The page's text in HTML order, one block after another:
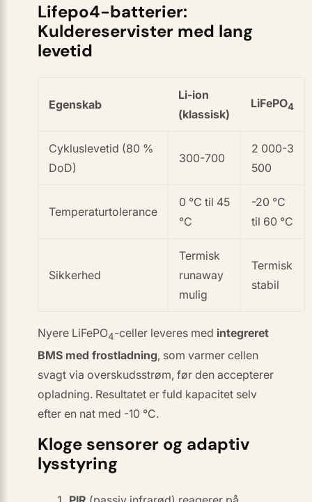
Lifepo4-batterier:
Kuldereservister med lang
levetid
Egenskab
Li-ion
(klassisk)
LiFePO4
Cykluslevetid (80 %
DoD)
300-700
2 000-3
500
Temperaturtolerance
0 °C til 45
°C
-20 °C
til 60 °C
Sikkerhed
Termisk
runaway
mulig
Termisk
stabil
Nyere LiFePO4-celler leveres med integreret
BMS med frostladning, som varmer cellen
svagt via overskudsstrøm, før den accepterer
opladning. Resultatet er fuld kapacitet selv
efter en nat med -10 °C.
Kloge sensorer og adaptiv
lysstyring